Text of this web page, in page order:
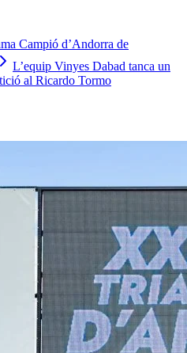
Campió d’Andorra de
L’equip Vinyes Dabad tanca un
al Ricardo Tormo